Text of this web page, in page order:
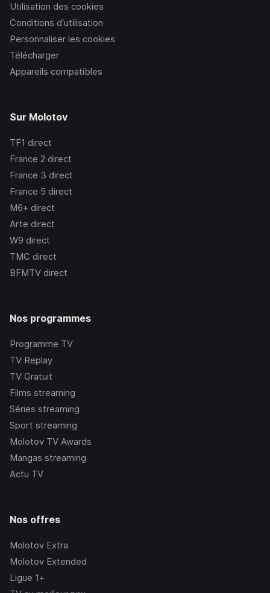
Utilisation des cookies
Conditions d’utilisation
Personnaliser les cookies
Télécharger
Appareils compatibles
Sur Molotov
TF1 direct
France 2 direct
France 3 direct
France 5 direct
M6+ direct
Arte direct
W9 direct
TMC direct
BFMTV direct
Nos programmes
Programme TV
TV Replay
TV Gratuit
Films streaming
Séries streaming
Sport streaming
Molotov TV Awards
Mangas streaming
Actu TV
Nos offres
Molotov Extra
Molotov Extended
Ligue 1+